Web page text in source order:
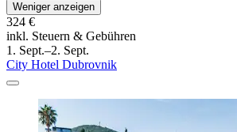
Weniger anzeigen
324 €
inkl. Steuern & Gebühren
1. Sept.–2. Sept.
City Hotel Dubrovnik